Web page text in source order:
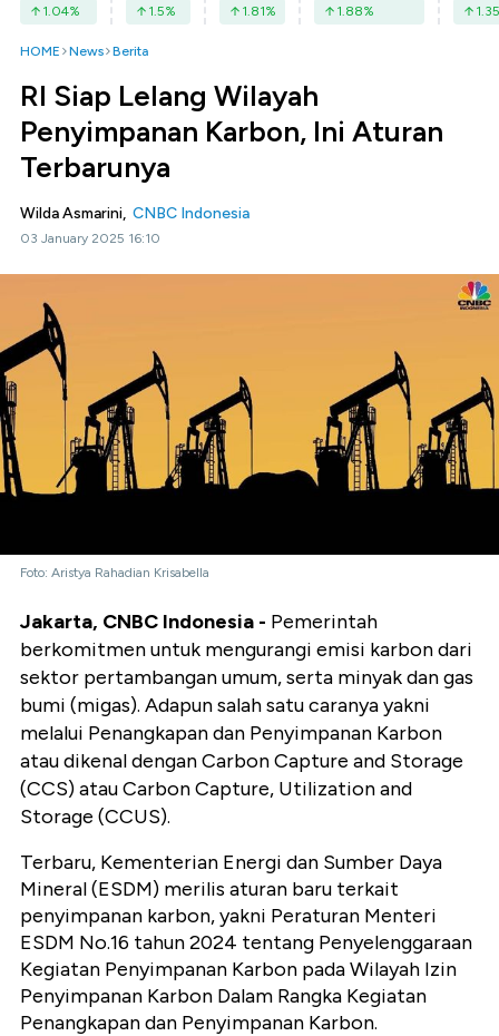
1.04% 1.5% 1.81% 1.88% 1.35
HOME News Berita
RI Siap Lelang Wilayah
Penyimpanan Karbon, Ini Aturan
Terbarunya
Wilda Asmarini, CNBC Indonesia
03 January 2025 16:10
Foto: Aristya Rahadian Krisabella
Jakarta, CNBC Indonesia - Pemerintah
berkomitmen untuk mengurangi emisi karbon dari
sektor pertambangan umum, serta minyak dan gas
bumi (migas). Adapun salah satu caranya yakni
melalui Penangkapan dan Penyimpanan Karbon
atau dikenal dengan Carbon Capture and Storage
(CCS) atau Carbon Capture, Utilization and
Storage (CCUS).
Terbaru, Kementerian Energi dan Sumber Daya
Mineral (ESDM) merilis aturan baru terkait
penyimpanan karbon, yakni Peraturan Menteri
ESDM No.16 tahun 2024 tentang Penyelenggaraan
Kegiatan Penyimpanan Karbon pada Wilayah Izin
Penyimpanan Karbon Dalam Rangka Kegiatan
Penangkapan dan Penyimpanan Karbon.